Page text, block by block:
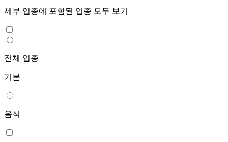
세부 업종에 포함된 업종 모두 보기
전체 업종
기본
음식